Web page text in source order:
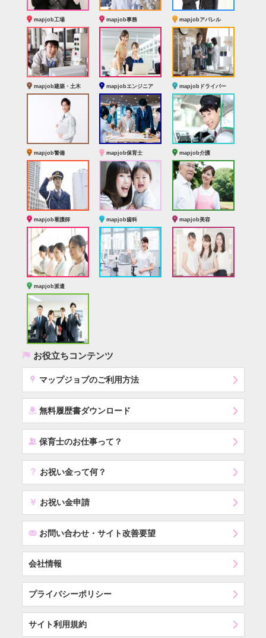
mapjob工場 mapjob事務 mapjobアパレル
mapjob建築・土木 mapjobエンジニア mapjobドライバー
mapjob警備 mapjob保育士 mapjob介護
mapjob看護師 mapjob歯科 mapjob美容
mapjob派遣
( お役立ちコンテンツ
x マップジョブのご利用方法
í 無料履歴書ダウンロード
‰ 保育士のお仕事って？
？ お祝い金って何？
￥ お祝い金申請
Fお問い合わせ・サイト改善要望
会社情報
プライバシーポリシー
サイト利用規約